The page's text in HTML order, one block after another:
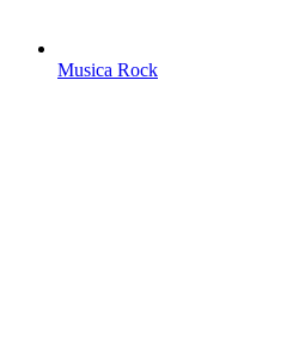
Musica Rock